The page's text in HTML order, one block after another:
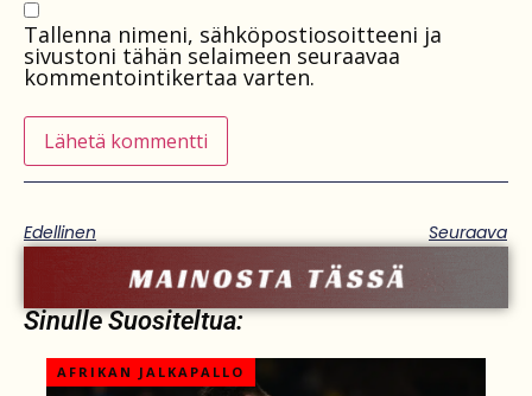
Tallenna nimeni, sähköpostiosoitteeni ja
sivustoni tähän selaimeen seuraavaa
kommentointikertaa varten.
Edellinen Seuraava
Sinulle Suositeltua:
AFRIKAN JALKAPALLO